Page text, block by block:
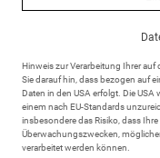
Hinweis zur Verarbeitung Ihrer auf
Sie darauf hin, dass bezogen auf
Daten in den USA erfolgt. Die
einem nach EU-Standards
insbesondere das Risiko, dass
Überwachungszwecken,
verarbeitet werden können.